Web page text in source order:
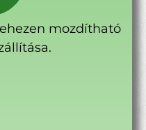
mozdítható